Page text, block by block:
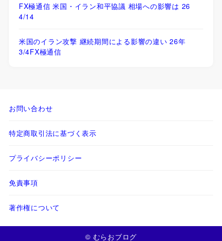
FX極通信 米国・イラン和平協議 相場への影響は 26
4/14
米国のイラン攻撃 継続期間による影響の違い 26年
3/4FX極通信
お問い合わせ
特定商取引法に基づく表示
プライバシーポリシー
免責事項
著作権について
© むらおブログ